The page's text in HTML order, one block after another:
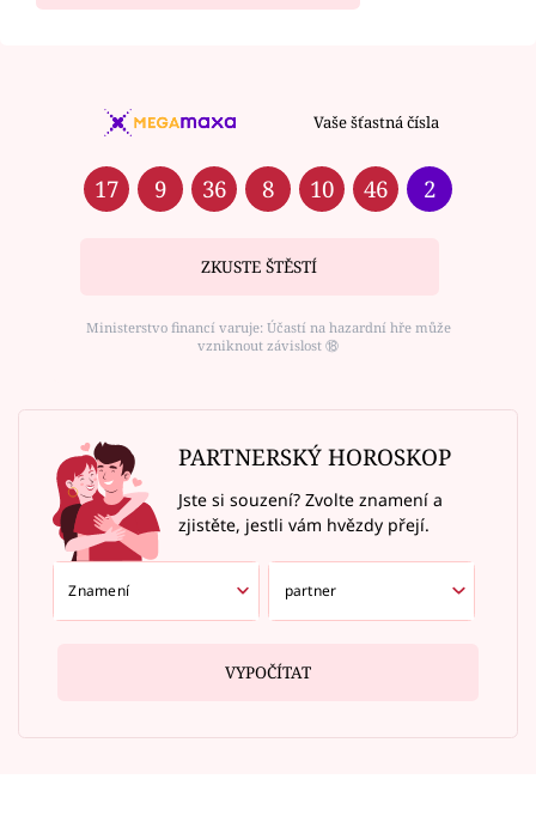
Vaše šťastná čísla
17 9 36 8 10 46 2
ZKUSTE ŠTĚSTÍ
Ministerstvo financí varuje: Účastí na hazardní hře může
vzniknout závislost ⑱
PARTNERSKÝ HOROSKOP
Jste si souzení? Zvolte znamení a
zjistěte, jestli vám hvězdy přejí.
VYPOČÍTAT